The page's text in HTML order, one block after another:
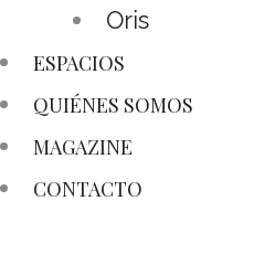
Oris
ESPACIOS
QUIÉNES SOMOS
MAGAZINE
CONTACTO